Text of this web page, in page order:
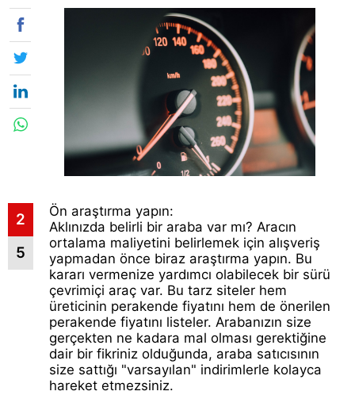
2
5
Ön araştırma yapın:
Aklınızda belirli bir araba var mı? Aracın
ortalama maliyetini belirlemek için alışveriş
yapmadan önce biraz araştırma yapın. Bu
kararı vermenize yardımcı olabilecek bir sürü
çevrimiçi araç var. Bu tarz siteler hem
üreticinin perakende fiyatını hem de önerilen
perakende fiyatını listeler. Arabanızın size
gerçekten ne kadara mal olması gerektiğine
dair bir fikriniz olduğunda, araba satıcısının
size sattığı "varsayılan" indirimlerle kolayca
hareket etmezsiniz.